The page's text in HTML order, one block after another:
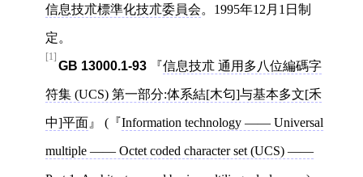
信息技朮標準化技朮委員会。1995年12月1日制
定。
[1]
GB 13000.1‐93 信息技朮 通用多八位編碼字
符集 (UCS) 第一部分:体系結[木匂]与基本多文[禾
中]平面 ( Information technology —— Universal
multiple —— Octet coded character set (UCS) ——